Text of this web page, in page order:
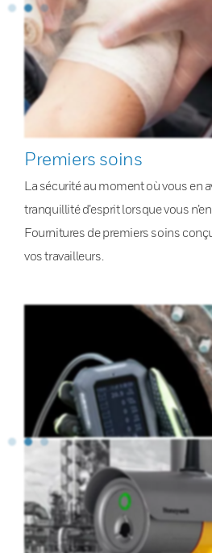
Premiers soins
La sécurité au moment où vous en
tranquillité d’esprit lorsque vous
Fournitures de premiers soins
vos travailleurs.